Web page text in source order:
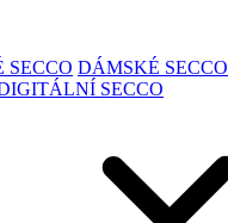
SECCO DÁMSKÉ SECCO
SECCO